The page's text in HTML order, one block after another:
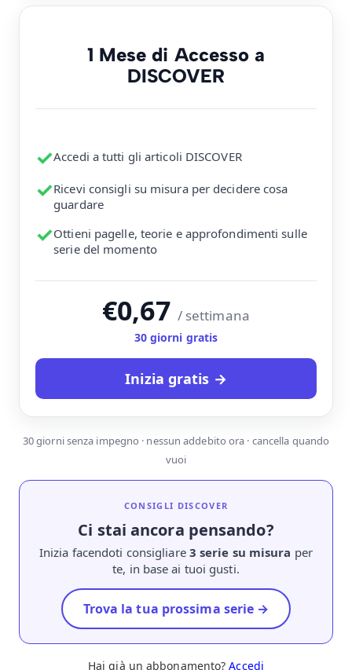
1 Mese di Accesso a
DISCOVER
✓Accedi a tutti gli articoli DISCOVER
✓Ricevi consigli su misura per decidere cosa
guardare
✓Ottieni pagelle, teorie e approfondimenti sulle
serie del momento
€0,67 / settimana
30 giorni gratis
Inizia gratis →
30 giorni senza impegno · nessun addebito ora · cancella quando
vuoi
CONSIGLI DISCOVER
Ci stai ancora pensando?
Inizia facendoti consigliare 3 serie su misura per
te, in base ai tuoi gusti.
Trova la tua prossima serie →
Hai già un abbonamento?Accedi